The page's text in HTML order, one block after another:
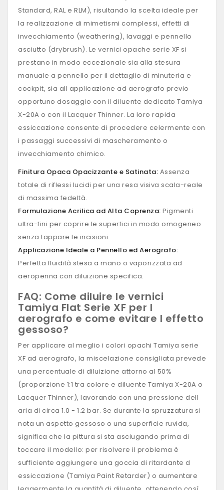
Standard, RAL e RLM), risultando la scelta ideale per
la realizzazione di mimetismi complessi, effetti di
invecchiamento (weathering), lavaggi e pennello
asciutto (drybrush). Le vernici opache serie XF si
prestano in modo eccezionale sia alla stesura
manuale a pennello per il dettaglio di minuteria e
cockpit, sia all applicazione ad aerografo previo
opportuno dosaggio con il diluente dedicato Tamiya
X-20A o con il Lacquer Thinner. La loro rapida
essiccazione consente di procedere celermente con
i passaggi successivi di mascheramento o
invecchiamento chimico.
Finitura Opaca Opacizzante e Satinata: Assenza
totale di riflessi lucidi per una resa visiva scala-reale
di massima fedeltà.
Formulazione Acrilica ad Alta Coprenza: Pigmenti
ultra-fini per coprire le superfici in modo omogeneo
senza tappare le incisioni.
Applicazione Ideale a Pennello ed Aerografo:
Perfetta fluidità stesa a mano o vaporizzata ad
aeropenna con diluizione specifica.
FAQ: Come diluire le vernici
Tamiya Flat Serie XF per l
aerografo e come evitare l effetto
gessoso?
Per applicare al meglio i colori opachi Tamiya serie
XF ad aerografo, la miscelazione consigliata prevede
una percentuale di diluizione attorno al 50%
(proporzione 1:1 tra colore e diluente Tamiya X-20A o
Lacquer Thinner), lavorando con una pressione dell
aria di circa 1.0 - 1.2 bar. Se durante la spruzzatura si
nota un aspetto gessoso o una superficie ruvida,
significa che la pittura si sta asciugando prima di
toccare il modello: per risolvere il problema è
sufficiente aggiungere una goccia di ritardante d
essiccazione (Tamiya Paint Retarder) o aumentare